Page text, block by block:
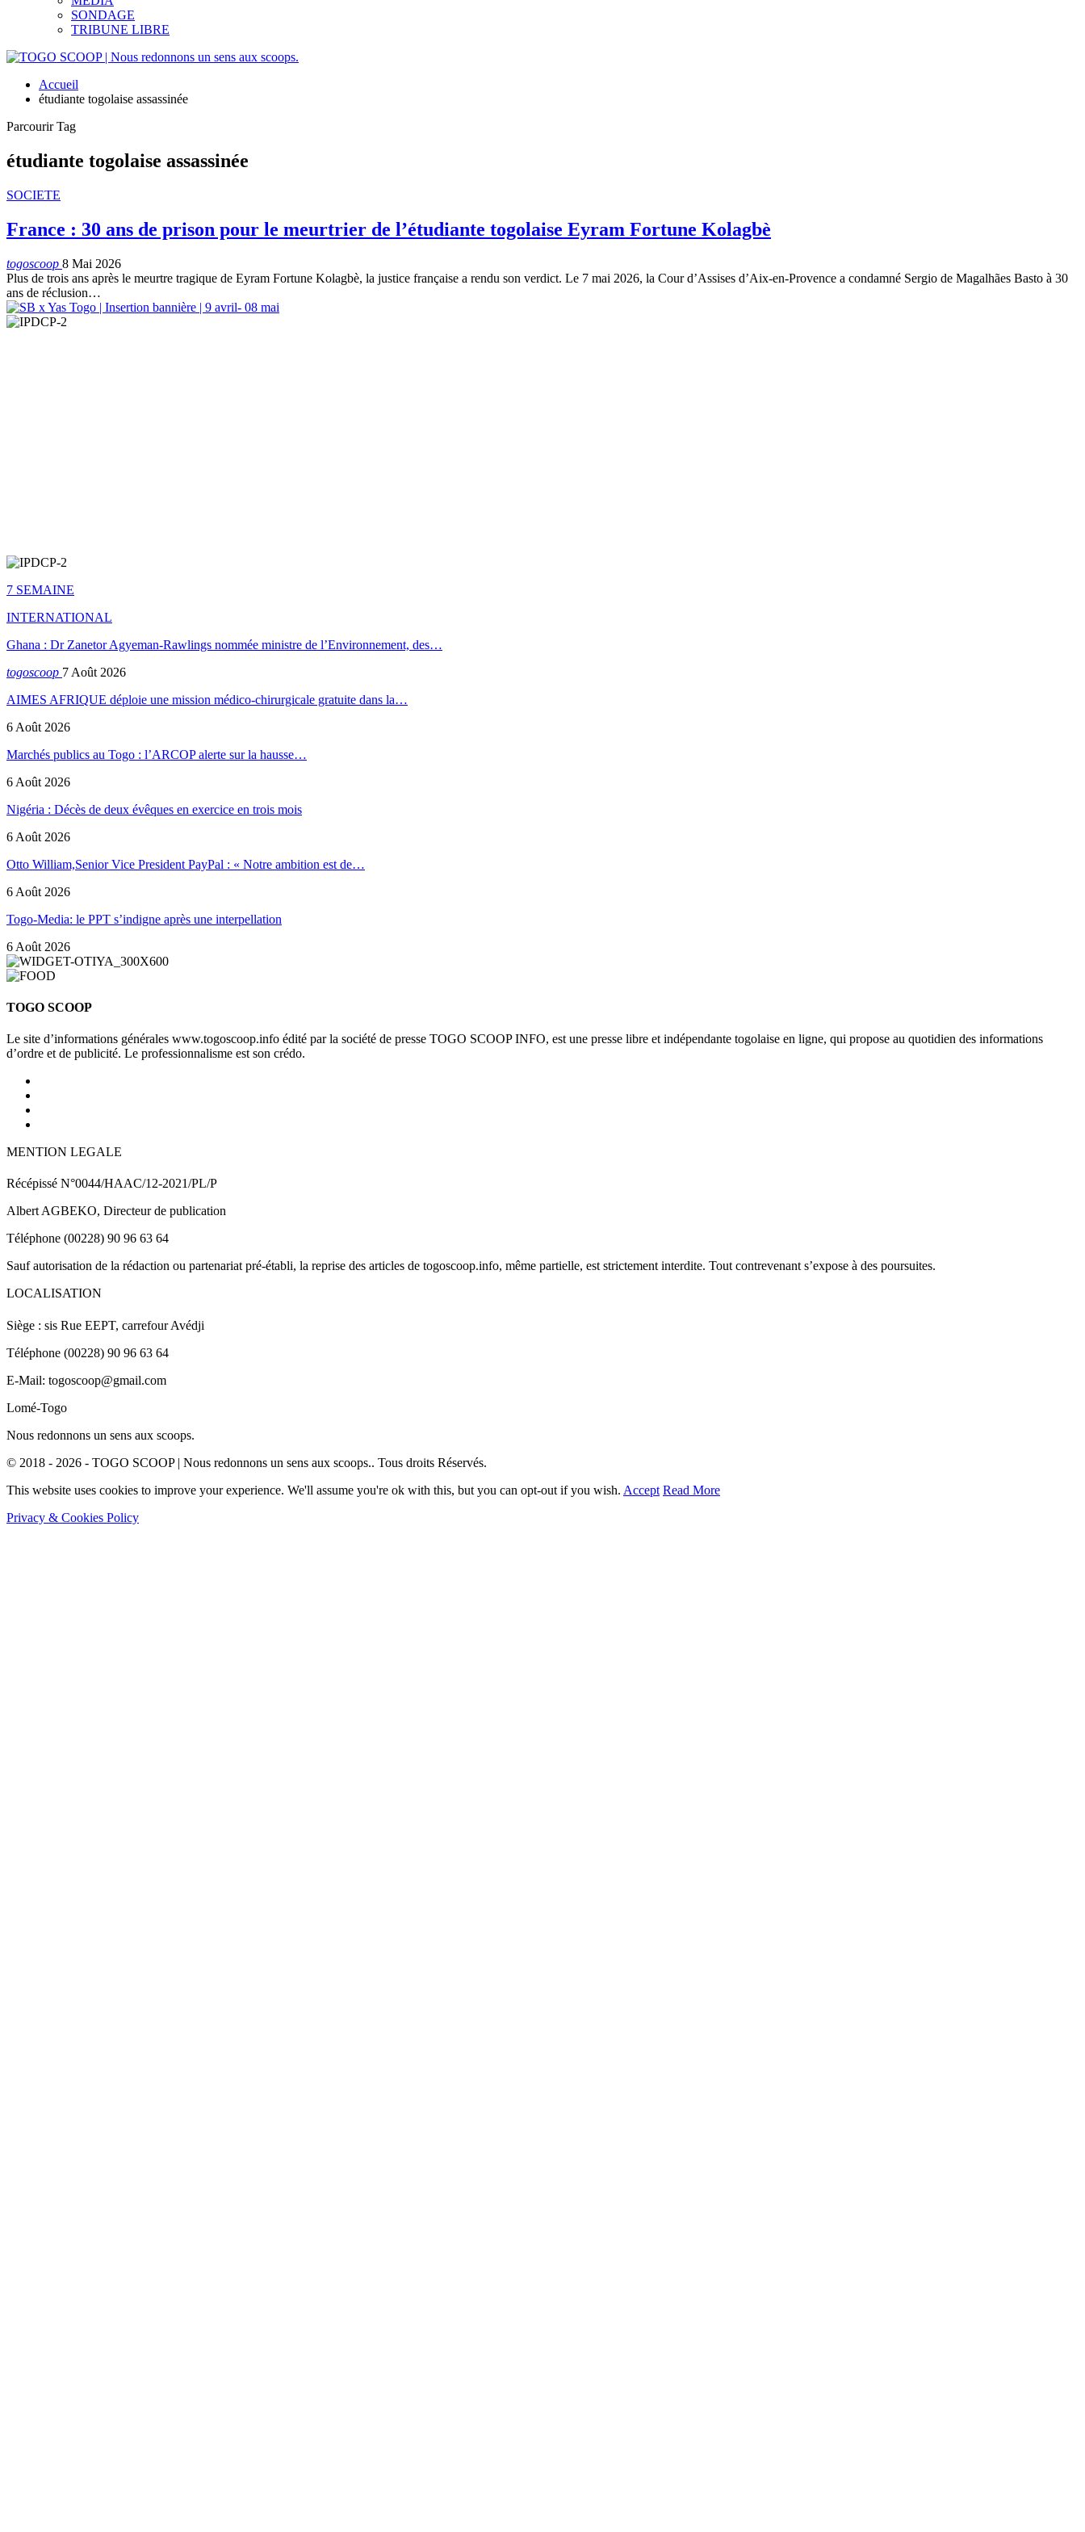
SONDAGE
TRIBUNE LIBRE
Accueil
étudiante togolaise assassinée
Parcourir Tag
étudiante togolaise assassinée
SOCIETE
France : 30 ans de prison pour le meurtrier de l’étudiante togolaise Eyram Fortune Kolagbè
togoscoop 8 Mai 2026
Plus de trois ans après le meurtre tragique de Eyram Fortune Kolagbè, la justice française a rendu son verdict. Le 7 mai 2026, la Cour d’Assises d’Aix-en-Provence a condamné Sergio de Magalhães Basto à 30
ans de réclusion…
7 SEMAINE
INTERNATIONAL
Ghana : Dr Zanetor Agyeman-Rawlings nommée ministre de l’Environnement, des…
togoscoop 7 Août 2026
AIMES AFRIQUE déploie une mission médico-chirurgicale gratuite dans la…
6 Août 2026
Marchés publics au Togo : l’ARCOP alerte sur la hausse…
6 Août 2026
Nigéria : Décès de deux évêques en exercice en trois mois
6 Août 2026
Otto William,Senior Vice President PayPal : « Notre ambition est de…
6 Août 2026
Togo-Media: le PPT s’indigne après une interpellation
6 Août 2026
TOGO SCOOP
Le site d’informations générales www.togoscoop.info édité par la société de presse TOGO SCOOP INFO, est une presse libre et indépendante togolaise en ligne, qui propose au quotidien des informations
d’ordre et de publicité. Le professionnalisme est son crédo.
MENTION LEGALE
Récépissé N°0044/HAAC/12-2021/PL/P
Albert AGBEKO, Directeur de publication
Téléphone (00228) 90 96 63 64
Sauf autorisation de la rédaction ou partenariat pré-établi, la reprise des articles de togoscoop.info, même partielle, est strictement interdite. Tout contrevenant s’expose à des poursuites.
LOCALISATION
Siège : sis Rue EEPT, carrefour Avédji
Téléphone (00228) 90 96 63 64
E-Mail: togoscoop@gmail.com
Lomé-Togo
Nous redonnons un sens aux scoops.
© 2018 - 2026 - TOGO SCOOP | Nous redonnons un sens aux scoops.. Tous droits Réservés.
This website uses cookies to improve your experience. We'll assume you're ok with this, but you can opt-out if you wish. Accept Read More
Privacy & Cookies Policy